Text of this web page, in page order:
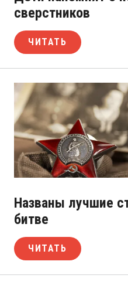
сверстников
ЧИТАТЬ
Названы лучшие
битве
ЧИТАТЬ